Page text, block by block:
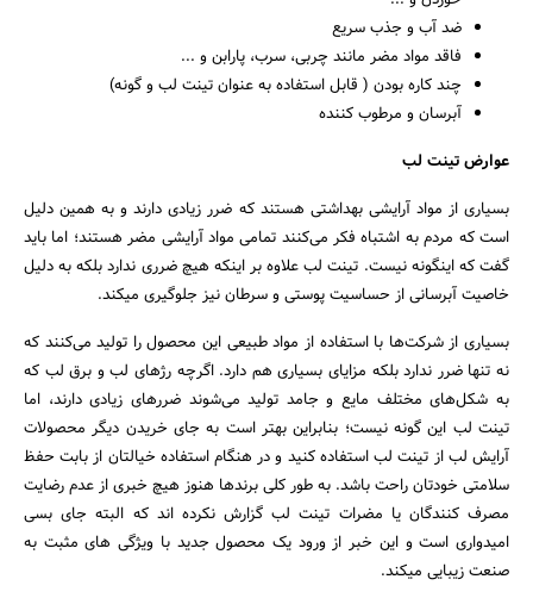
ضد آب و جذب سریع
فاقد مواد مضر مانند چربی، سرب، پارابن و ...
چند کاره بودن ( قابل استفاده به عنوان تینت لب و گونه)
آبرسان و مرطوب کننده
عوارض تینت لب
بسیاری از مواد آرایشی بهداشتی هستند که ضرر زیادی دارند و به همین دلیل
است که مردم به اشتباه فکر می‌کنند تمامی مواد آرایشی مضر هستند؛ اما باید
گفت که اینگونه نیست‌. تینت لب علاوه بر اینکه هیچ ضرری ندارد بلکه به دلیل
خاصیت آبرسانی از حساسیت پوستی و سرطان نیز جلوگیری میکند.
بسیاری از شرکت‌ها با استفاده از مواد طبیعی این محصول را تولید می‌کنند که
نه تنها ضرر ندارد بلکه مزایای بسیاری هم دارد. اگرچه رژهای لب و برق لب که
به شکل‌های مختلف مایع و جامد تولید می‌شوند ضررهای زیادی دارند، اما
تینت لب این گونه نیست؛ بنابراین بهتر است به جای خریدن دیگر محصولات
آرایش لب از تینت لب استفاده کنید و در هنگام استفاده خیالتان از بابت حفظ
سلامتی خودتان راحت باشد. به طور کلی برندها هنوز هیچ خبری از عدم رضایت
مصرف کنندگان یا مضرات تینت لب گزارش نکرده اند که البته جای بسی
امیدواری است و این خبر از ورود یک محصول جدید با ویژگی های مثبت به
صنعت زیبایی میکند.